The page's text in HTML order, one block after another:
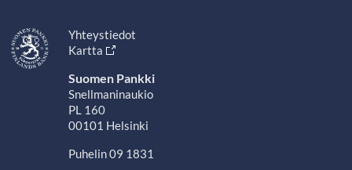
Yhteystiedot
Kartta
Suomen Pankki
Snellmaninaukio
PL 160
00101 Helsinki
Puhelin 09 1831